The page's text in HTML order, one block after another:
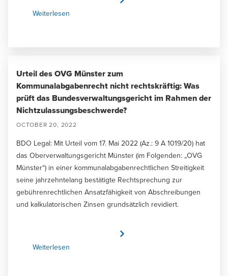
Weiterlesen
Urteil des OVG Münster zum
Kommunalabgabenrecht nicht rechtskräftig: Was
prüft das Bundesverwaltungsgericht im Rahmen der
Nichtzulassungsbeschwerde?
OCTOBER 20, 2022
BDO Legal: Mit Urteil vom 17. Mai 2022 (Az.: 9 A 1019/20) hat
das Oberverwaltungsgericht Münster (im Folgenden: „OVG
Münster“) in einer kommunalabgabenrechtlichen Streitigkeit
seine jahrzehntelang bestätigte Rechtsprechung zur
gebührenrechtlichen Ansatzfähigkeit von Abschreibungen
und kalkulatorischen Zinsen grundsätzlich revidiert.
Weiterlesen